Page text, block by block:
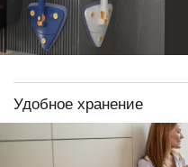
Удобное хранение